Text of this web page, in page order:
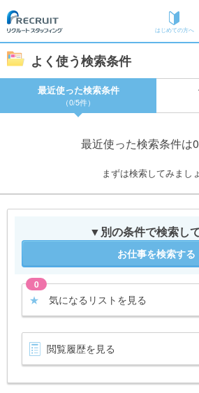
はじめての方へ
よく使う検索条件
最近使った検索条件
（0/5件）
最近使った検索条件は
まずは検索してみまし
▼別の条件で検索し
お仕事を検索する
0
★ 気になるリストを見る
閲覧履歴を見る